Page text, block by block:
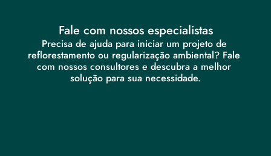
Fale com nossos especialistas
Precisa de ajuda para iniciar um projeto de
reflorestamento ou regularização ambiental? Fale
com nossos consultores e descubra a melhor
solução para sua necessidade.